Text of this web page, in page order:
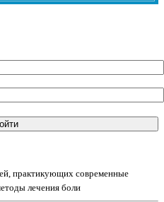
практикующих современные
лечения боли